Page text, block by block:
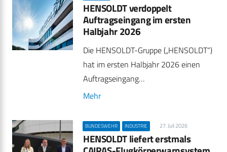
HENSOLDT verdoppelt
Auftragseingang im ersten
Halbjahr 2026
Die HENSOLDT-Gruppe („HENSOLDT“)
hat im ersten Halbjahr 2026 einen
Auftragseingang…
Mehr
BUNDESWEHR INDUSTRIE 27. Juli 2026
HENSOLDT liefert erstmals